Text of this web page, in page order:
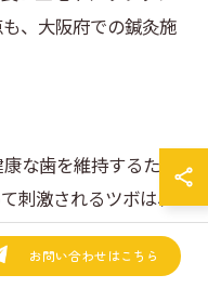
、大阪府での鍼灸施
な歯を維持するため
刺激されるツボは、
強化する働きがあり
減し、歯槽膿漏の進
お問い合わせはこちら